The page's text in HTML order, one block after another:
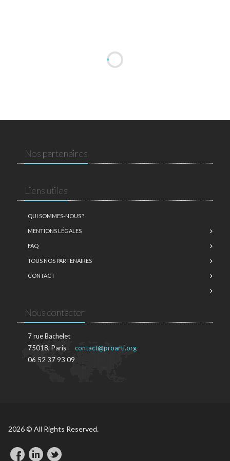
Nos partenaires
Liens utiles
QUI SOMMES-NOUS ?
MENTIONS LÉGALES
FAQ
TOUS NOS PARTENAIRES
CONTACT
Nous contacter
7 rue Bachelet
75018, Paris
06 52 37 93 09
contact@proarti.org
2026 © All Rights Reserved.